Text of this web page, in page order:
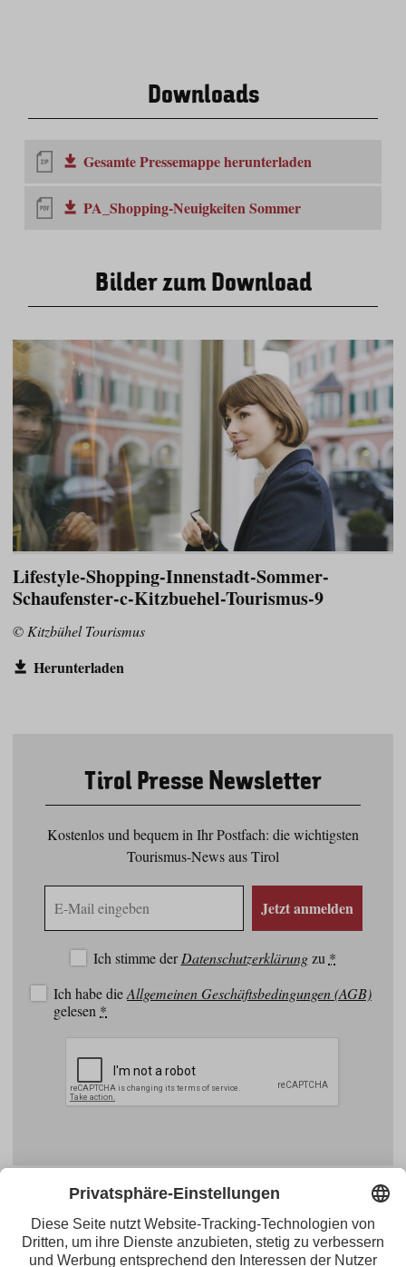
Downloads
Gesamte Pressemappe herunterladen
PA_Shopping-Neuigkeiten Sommer
Bilder zum Download
Lifestyle-Shopping-Innenstadt-Sommer-
Schaufenster-c-Kitzbuehel-Tourismus-9
© Kitzbühel Tourismus
Herunterladen
Tirol Presse Newsletter
Kostenlos und bequem in Ihr Postfach: die wichtigsten
Tourismus-News aus Tirol
Mail
Jetzt anmelden
Ich stimme derDatenschutzerklärungzu *
Ich habe dieAllgemeinen Geschäftsbedingungen (AGB)
gelesen *
Instagram